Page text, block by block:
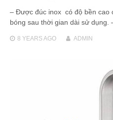
– Được đúc inox có độ bền cao
bóng sau thời gian dài sử dụng.
8 YEARSAGO ADMIN